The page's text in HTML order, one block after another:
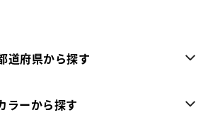
道府県から探す
ラーから探す